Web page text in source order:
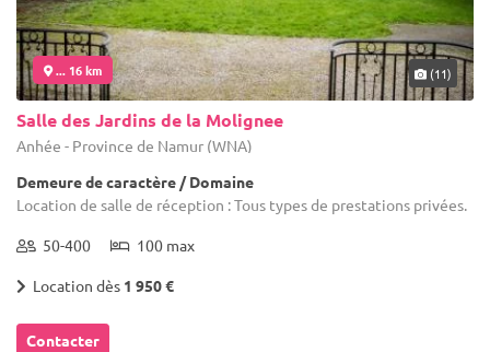
... 16 km (11)
Salle des Jardins de la Molignee
Anhée - Province de Namur (WNA)
Demeure de caractère / Domaine
Location de salle de réception : Tous types de prestations privées.
50-400 100 max
Location dès 1 950 €
Contacter